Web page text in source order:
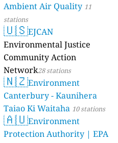
Ambient Air Quality 11
stations
🇺🇸EJCAN
Environmental Justice
Community Action
Network28 stations
🇳🇿Environment
Canterbury - Kaunihera
Taiao Ki Waitaha 10 stations
🇦🇺Environment
Protection Authority | EPA